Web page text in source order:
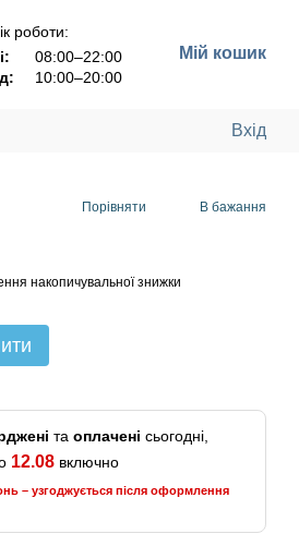
роботи:
08:00–22:00
10:00–20:00
Мій кошик
Вхід
Порівняти В бажання
накопичувальної знижки
та оплачені сьогодні,
12.08 включно
– узгоджується після оформлення